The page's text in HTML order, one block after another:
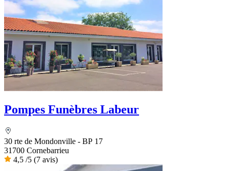
Pompes Funèbres Labeur
30 rte de Mondonville - BP 17
31700 Cornebarrieu
4,5 /5 (7 avis)